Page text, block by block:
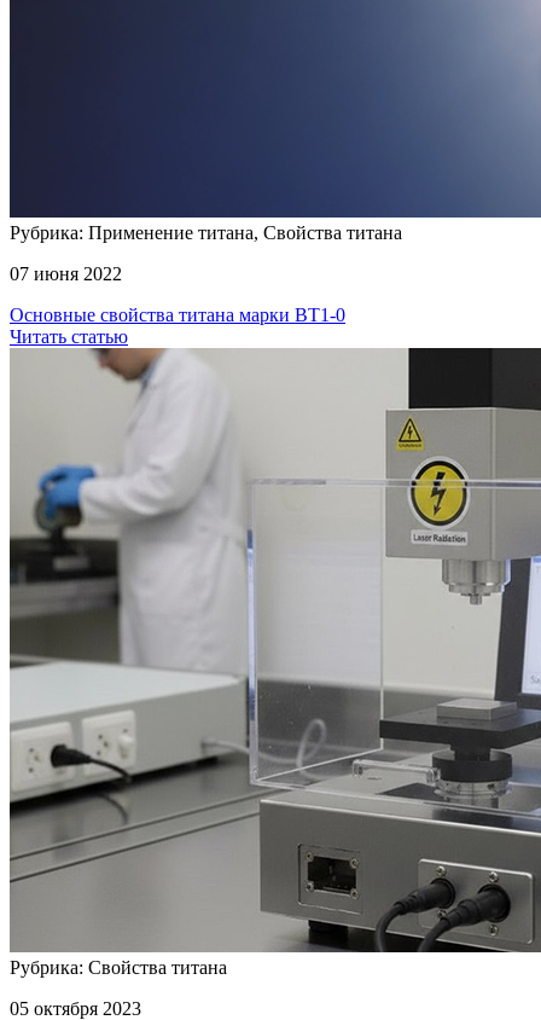
Рубрика: Применение титана, Свойства титана
07 июня 2022
Основные свойства титана марки ВТ1-0
Читать статью
Рубрика: Свойства титана
05 октября 2023